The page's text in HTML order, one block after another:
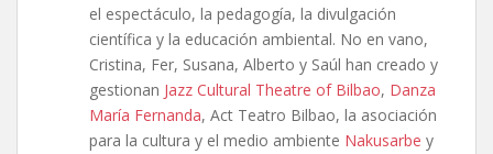
el espectáculo, la pedagogía, la divulgación
científica y la educación ambiental. No en vano,
Cristina, Fer, Susana, Alberto y Saúl han creado y
gestionan Jazz Cultural Theatre of Bilbao, Danza
María Fernanda, Act Teatro Bilbao, la asociación
para la cultura y el medio ambiente Nakusarbe y